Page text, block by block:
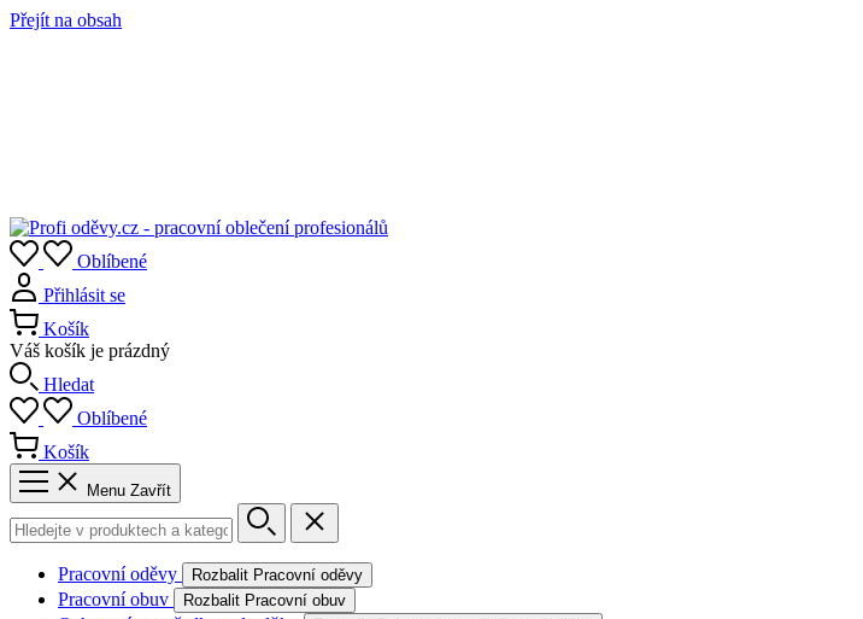
Přejít na obsah
Oblíbené
Přihlásit se
Košík
Váš košík je prázdný
Hledat
Oblíbené
Košík
Menu Zavřít
Pracovní oděvy Rozbalit Pracovní oděvy
Pracovní obuv Rozbalit Pracovní obuv